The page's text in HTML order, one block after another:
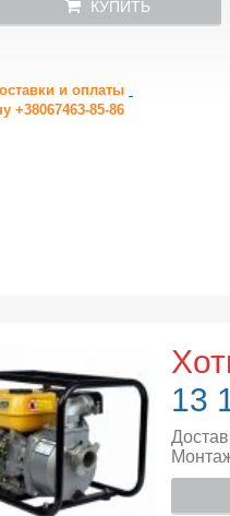
КУПИТЬ
и оплаты
+38067463-85-86
13